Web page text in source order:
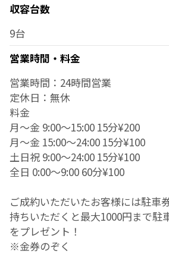
収容台数
9台
営業時間・料金
営業時間：24時間営業
定休日：無休
料金
月～金 9:00～15:00 15分¥200
月～金 15:00～24:00 15分¥100
土日祝 9:00～24:00 15分¥100
全日 0:00～9:00 60分¥100
ご成約いただいたお客様には駐車
持ちいただくと最大1000円まで駐
をプレゼント！
※金券のぞく